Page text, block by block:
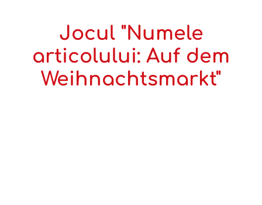
Jocul "Numele
articolului: Auf dem
Weihnachtsmarkt"